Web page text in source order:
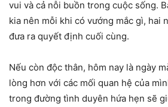
vui và cả nỗi buồn trong cuộc sống.
kia nên mỗi khi có vướng mắc gì, hai
đưa ra quyết định cuối cùng.
Nếu còn độc thân, hôm nay là ngày
lòng hơn với các mối quan hệ của
trong đường tình duyên hứa hẹn sẽ